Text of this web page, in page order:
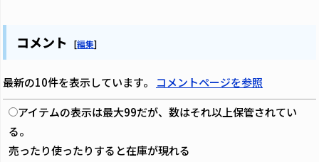
コメント [編集]
最新の10件を表示しています。 コメントページを参照
アイテムの表示は最大99だが、数はそれ以上保管されてい
る。
売ったり使ったりすると在庫が現れる